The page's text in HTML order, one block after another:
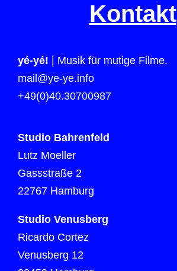
Kontakt
yé-yé! | Musik für mutige Filme.
mail@ye-ye.info
+49(0)40.30700987
Studio Bahrenfeld
Lutz Moeller
Gassstraße 2
22767 Hamburg
Studio Venusberg
Ricardo Cortez
Venusberg 12